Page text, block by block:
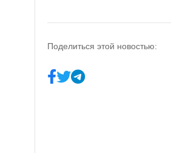
Поделиться этой новостью: